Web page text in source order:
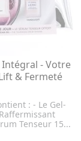
Intégral - Votre
& Fermeté
: - Le Gel-
Tenseur 15...